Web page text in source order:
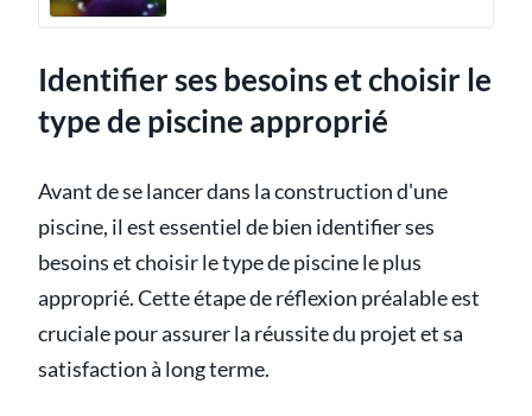
Identifier ses besoins et choisir le
type de piscine approprié
Avant de se lancer dans la construction d'une
piscine, il est essentiel de bien identifier ses
besoins et choisir le type de piscine le plus
approprié. Cette étape de réflexion préalable est
cruciale pour assurer la réussite du projet et sa
satisfaction à long terme.